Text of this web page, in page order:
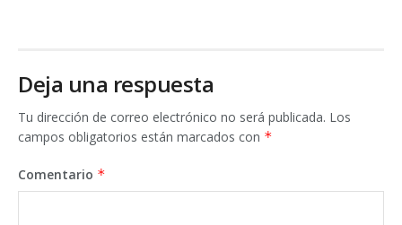
Deja una respuesta
Tu dirección de correo electrónico no será publicada. Los
campos obligatorios están marcados con *
Comentario *